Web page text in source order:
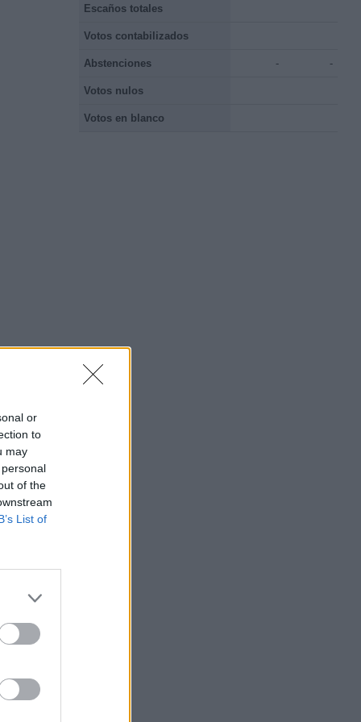
or
to
may
of the
List of
Escaños totales
Votos contabilizados
Abstenciones - -
Votos nulos
Votos en blanco